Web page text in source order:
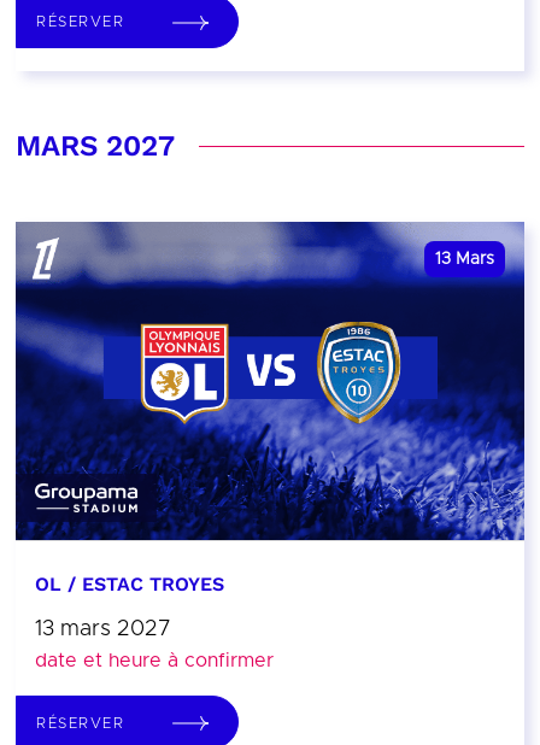
RÉSERVER
MARS 2027
13 Mars
OL / ESTAC TROYES
13 mars 2027
date et heure à confirmer
RÉSERVER